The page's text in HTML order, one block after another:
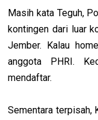
Masih kata Teguh,
kontingen dari luar
Jember. Kalau
anggota PHRI.
mendaftar.
Sementara terpisah,